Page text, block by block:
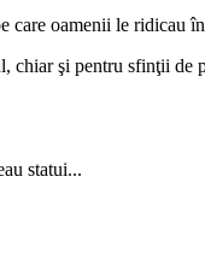
care oamenii le ridicau
chiar şi pentru sfinţii de
statui...